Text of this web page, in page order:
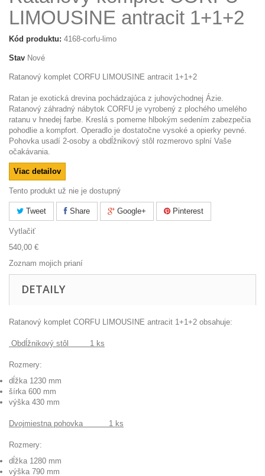
LIMOUSINE antracit 1+1+2
Kód produktu: 4168-corfu-limo
Stav Nové
Ratanový komplet CORFU LIMOUSINE antracit 1+1+2
Ratan je exotická drevina pochádzajúca z juhovýchodnej Ázie.
Ratanový záhradný nábytok CORFU je vyrobený z plochého umelého
ratanu v hnedej farbe. Kreslá s pomerne hlbokým sedením zabezpečia
pohodlie a kompfort. Operadlo je dostatočne vysoké a opierky pevné.
Pohovka usadí 2-osoby a obdĺžnikový stôl rozmerovo splní Vaše
očakávania.
Viac detailov
Tento produkt už nie je dostupný
Tweet Share Google+ Pinterest
Vytlačiť
540,00 €
Zoznam mojich prianí
DETAILY
Ratanový komplet CORFU LIMOUSINE antracit 1+1+2 obsahuje:
Obdĺžnikový stôl 1 ks
Rozmery:
dĺžka 1230 mm
šírka 600 mm
výška 430 mm
Dvojmiestna pohovka 1 ks
Rozmery:
dĺžka 1280 mm
výška 790 mm